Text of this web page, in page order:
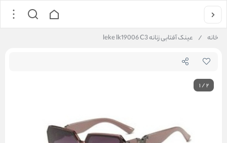
خانه / عینک آفتابی زنانه leke lk19006 C3
1/2